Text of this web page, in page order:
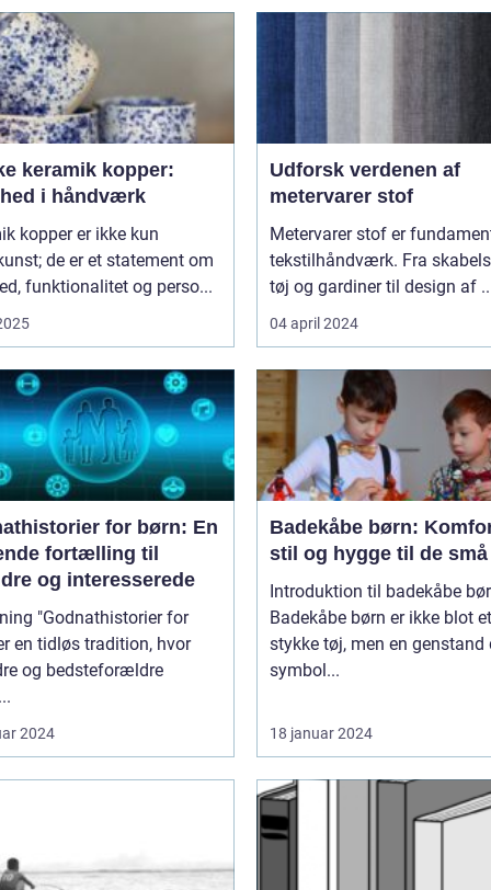
keramik kopper:
i håndværk
kopper er ikke kun
de er et statement om
funktionalitet og perso...
Udforsk verdenen af
metervarer stof
Metervarer stof er
tekstilhåndværk. Fra
tøj og gardiner til design af
04 april 2024
for børn: En
fortælling til
og interesserede
for
en tidløs tradition, hvor
og bedsteforældre
2024
Badekåbe børn:
stil og hygge til de små
Introduktion til badekåbe
Badekåbe børn er ikke blot et
stykke tøj, men en genstand
symbol...
18 januar 2024